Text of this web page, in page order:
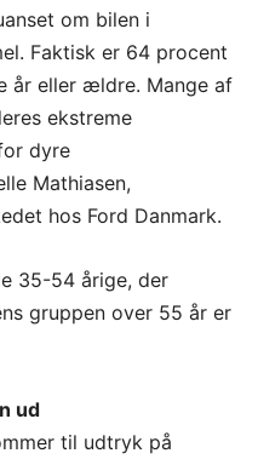
om bilen i
Faktisk er 64 procent
år eller ældre. Mange af
ekstreme
dyre
Mathiasen,
hos Ford Danmark.
35-54 årige, der
gruppen over 55 år er
ud
til udtryk på